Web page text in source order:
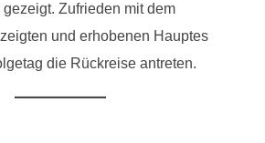
Zufrieden mit dem
und erhobenen Hauptes
die Rückreise antreten.